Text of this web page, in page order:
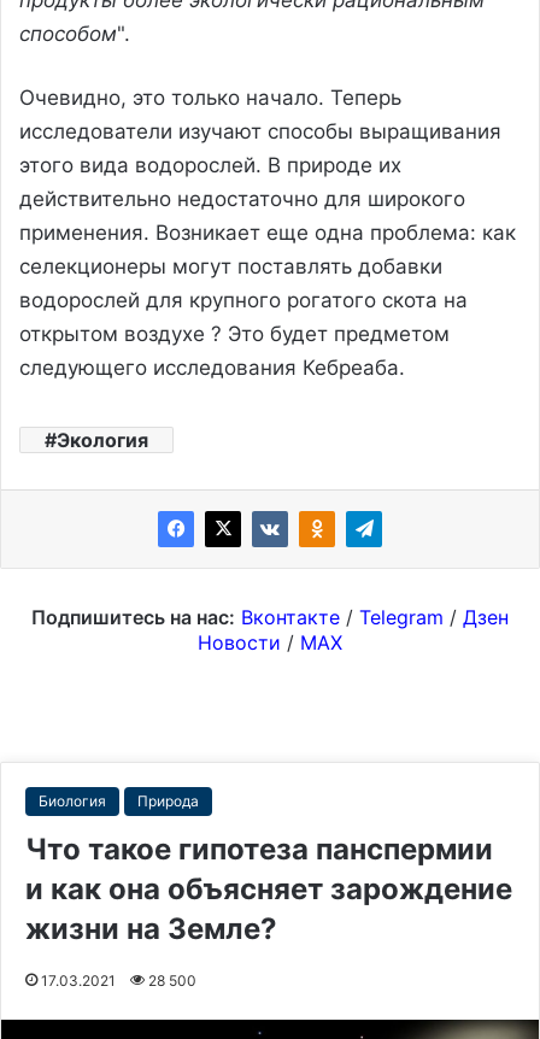
способом".
Очевидно, это только начало. Теперь
исследователи изучают способы выращивания
этого вида водорослей. В природе их
действительно недостаточно для широкого
применения. Возникает еще одна проблема: как
селекционеры могут поставлять добавки
водорослей для крупного рогатого скота на
открытом воздухе ? Это будет предметом
следующего исследования Кебреаба.
Экология
Подпишитесь на нас: Вконтакте / Telegram / Дзен
Новости / MAX